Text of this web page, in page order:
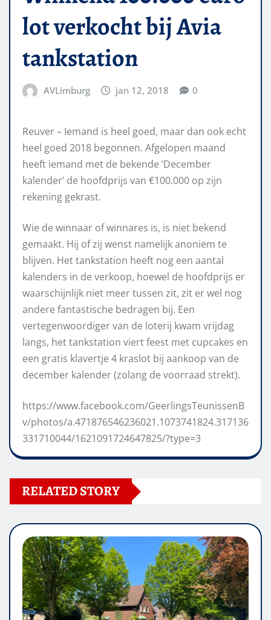
lot verkocht bij Avia
tankstation
AVLimburg jan 12, 2018 0
Reuver – Iemand is heel goed, maar dan ook echt
heel goed 2018 begonnen. Afgelopen maand
heeft iemand met de bekende ‘December
kalender’ de hoofdprijs van €100.000 op zijn
rekening gekrast.
Wie de winnaar of winnares is, is niet bekend
gemaakt. Hij of zij wenst namelijk anoniem te
blijven. Het tankstation heeft nog een aantal
kalenders in de verkoop, hoewel de hoofdprijs er
waarschijnlijk niet meer tussen zit, zit er wel nog
andere fantastische bedragen bij. Een
vertegenwoordiger van de loterij kwam vrijdag
langs, het tankstation viert feest met cupcakes en
een gratis klavertje 4 kraslot bij aankoop van de
december kalender (zolang de voorraad strekt).
https://www.facebook.com/GeerlingsTeunissenB
v/photos/a.471876546236021.1073741824.317136
331710044/1621091724647825/?type=3
RELATED STORY